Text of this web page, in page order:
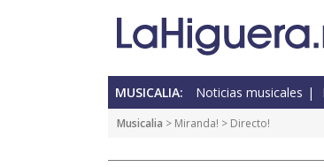
MUSICALIA: Noticias musicales
Musicalia > Miranda! > Directo!